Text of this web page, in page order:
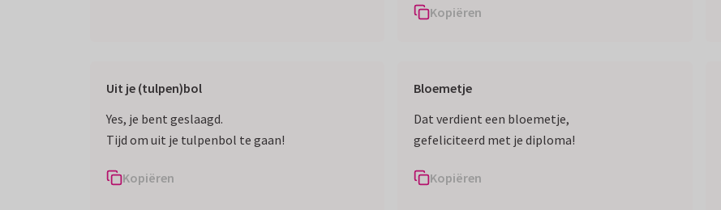
Kopiëren
Uit je (tulpen)bol
Yes, je bent geslaagd.
Tijd om uit je tulpenbol te gaan!
Kopiëren
Bloemetje
Dat verdient een bloemetje,
gefeliciteerd met je diploma!
Kopiëren